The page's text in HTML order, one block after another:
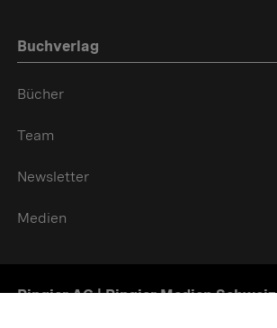
Buchverlag
Bücher
Team
Newsletter
Medien
Ringier AG | Ringier Medien Schweiz